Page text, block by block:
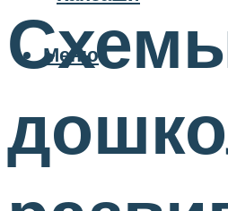
Меню